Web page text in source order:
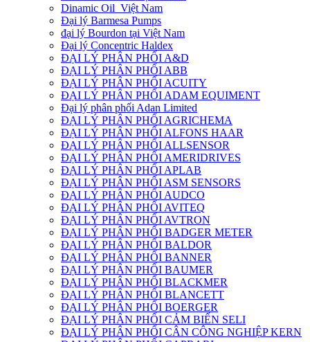
Dinamic Oil Việt Nam
Đại lý Barmesa Pumps
đại lý Bourdon tại Việt Nam
Đại lý Concentric Haldex
ĐẠI LÝ PHÂN PHỐI A&D
ĐẠI LÝ PHÂN PHỐI ABB
ĐẠI LÝ PHÂN PHỐI ACUITY
ĐẠI LÝ PHÂN PHỐI ADAM EQUIMENT
Đại lý phân phối Adan Limited
ĐẠI LÝ PHÂN PHỐI AGRICHEMA
ĐẠI LÝ PHÂN PHỐI ALFONS HAAR
ĐẠI LÝ PHÂN PHỐI ALLSENSOR
ĐẠI LÝ PHÂN PHỐI AMERIDRIVES
ĐẠI LÝ PHÂN PHỐI APLAB
ĐẠI LÝ PHÂN PHỐI ASM SENSORS
ĐẠI LÝ PHÂN PHỐI AUDCO
ĐẠI LÝ PHÂN PHỐI AVITEQ
ĐẠI LÝ PHÂN PHỐI AVTRON
ĐẠI LÝ PHÂN PHỐI BADGER METER
ĐẠI LÝ PHÂN PHỐI BALDOR
ĐẠI LÝ PHÂN PHỐI BANNER
ĐẠI LÝ PHÂN PHỐI BAUMER
ĐẠI LÝ PHÂN PHỐI BLACKMER
ĐẠI LÝ PHÂN PHỐI BLANCETT
ĐẠI LÝ PHÂN PHỐI BOERGER
ĐẠI LÝ PHÂN PHỐI CẢM BIẾN SELI
ĐẠI LÝ PHÂN PHỐI CÂN CÔNG NGHIỆP KERN